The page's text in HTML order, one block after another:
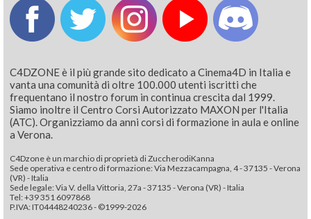
C4DZONE è il più grande sito dedicato a Cinema4D in Italia e
vanta una comunità di oltre 100.000 utenti iscritti che
frequentano il nostro forum in continua crescita dal 1999.
Siamo inoltre il Centro Corsi Autorizzato MAXON per l'Italia
(ATC). Organizziamo da anni corsi di formazione in aula e online
a Verona.
C4Dzone è un marchio di proprietà di ZuccherodiKanna
Sede operativa e centro di formazione: Via Mezzacampagna, 4 - 37135 - Verona
(VR) - Italia
Sede legale: Via V. della Vittoria, 27a - 37135 - Verona (VR) - Italia
Tel: +39 351 6097868‬
P.IVA: IT04448240236 - ©1999-2026